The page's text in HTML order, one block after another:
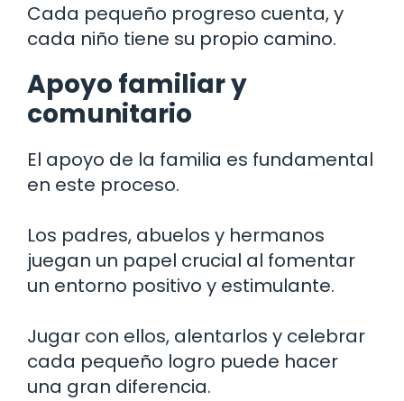
Cada pequeño progreso cuenta, y
cada niño tiene su propio camino.
Apoyo familiar y
comunitario
El apoyo de la familia es fundamental
en este proceso.
Los padres, abuelos y hermanos
juegan un papel crucial al fomentar
un entorno positivo y estimulante.
Jugar con ellos, alentarlos y celebrar
cada pequeño logro puede hacer
una gran diferencia.